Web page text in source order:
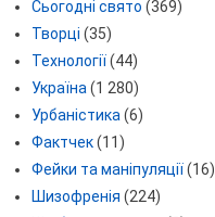
Сьогодні свято (369)
Творці (35)
Технології(44)
Україна (1 280)
Урбаністика (6)
Фактчек(11)
Фейки та маніпуляції(16)
Шизофренія (224)